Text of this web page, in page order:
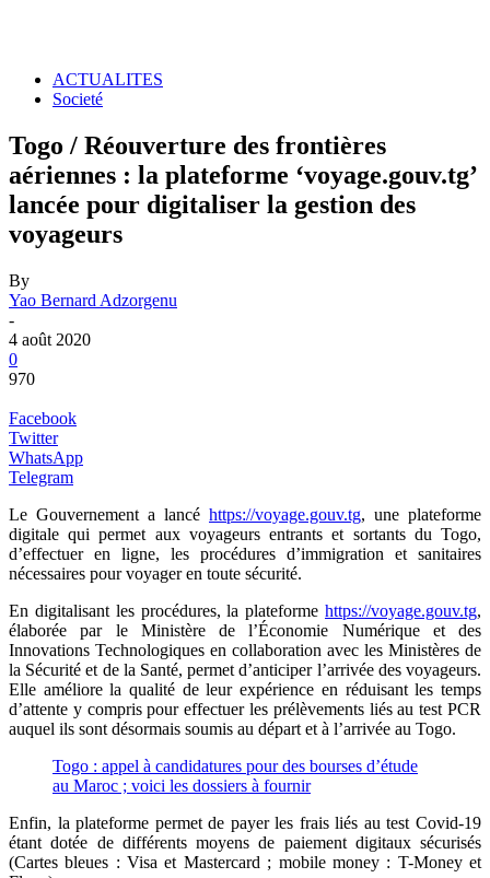
ACTUALITES
Societé
Togo / Réouverture des frontières
aériennes : la plateforme ‘voyage.gouv.tg’
lancée pour digitaliser la gestion des
voyageurs
By
Yao Bernard Adzorgenu
-
4 août 2020
0
970
Facebook
Twitter
WhatsApp
Telegram
Le Gouvernement a lancé https://voyage.gouv.tg, une plateforme
digitale qui permet aux voyageurs entrants et sortants du Togo,
d’effectuer en ligne, les procédures d’immigration et sanitaires
nécessaires pour voyager en toute sécurité.
En digitalisant les procédures, la plateforme https://voyage.gouv.tg,
élaborée par le Ministère de l’Économie Numérique et des
Innovations Technologiques en collaboration avec les Ministères de
la Sécurité et de la Santé, permet d’anticiper l’arrivée des voyageurs.
Elle améliore la qualité de leur expérience en réduisant les temps
d’attente y compris pour effectuer les prélèvements liés au test PCR
auquel ils sont désormais soumis au départ et à l’arrivée au Togo.
Togo : appel à candidatures pour des bourses d’étude
au Maroc ; voici les dossiers à fournir
Enfin, la plateforme permet de payer les frais liés au test Covid-19
étant dotée de différents moyens de paiement digitaux sécurisés
(Cartes bleues : Visa et Mastercard ; mobile money : T-Money et